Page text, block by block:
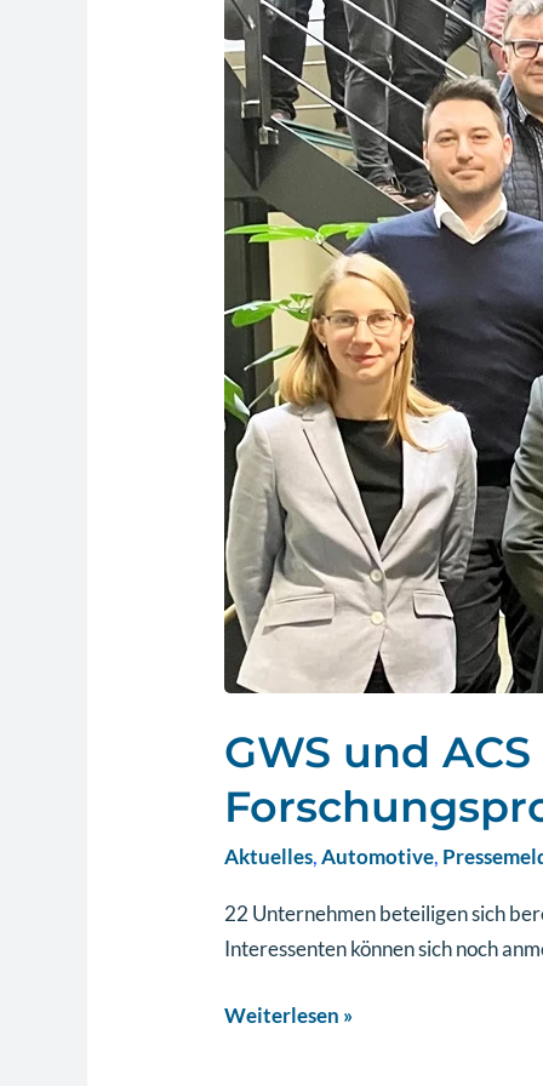
GWS und
Aktuelles,Automotive,
22 Unternehmen beteiligen sich
Interessenten können sich noch
Weiterlesen »